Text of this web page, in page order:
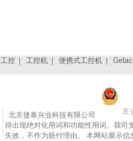
控| 工控机| 便携式工控机| Getac
北京捷泰兴业科技有限公司
京
得出现绝对化用词和功能性用词。我司
失效，不作为赔付理由。 本网站展示